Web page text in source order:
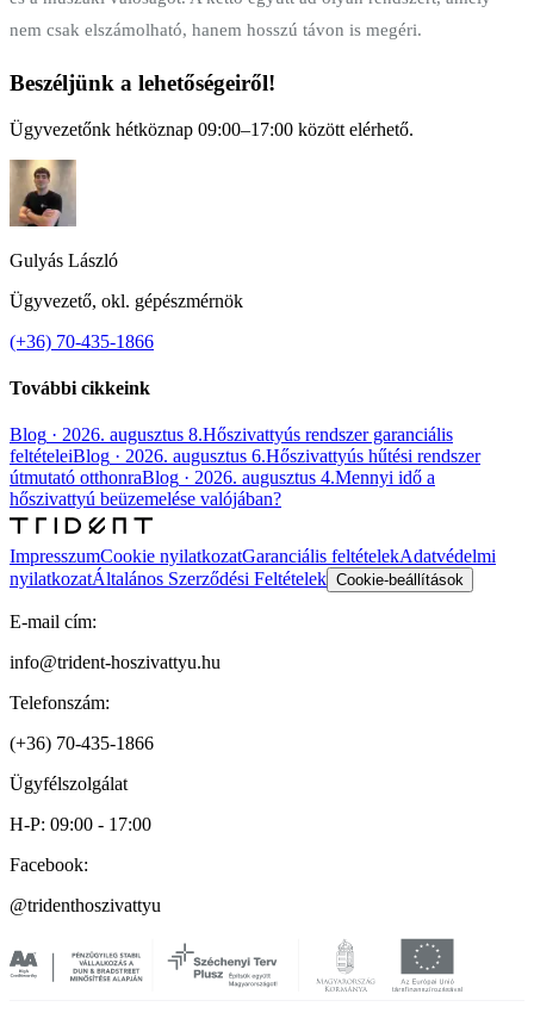
nem csak elszámolható, hanem hosszú távon is megéri.
Beszéljünk a lehetőségeiről!
Ügyvezetőnk hétköznap 09:00–17:00 között elérhető.
Gulyás László
Ügyvezető, okl. gépészmérnök
(+36) 70-435-1866
További cikkeink
Blog · 2026. augusztus 8.Hőszivattyús rendszer garanciális
feltételeiBlog · 2026. augusztus 6.Hőszivattyús hűtési rendszer
útmutató otthonraBlog · 2026. augusztus 4.Mennyi idő a
hőszivattyú beüzemelése valójában?
ImpresszumCookie nyilatkozatGaranciális feltételekAdatvédelmi
nyilatkozatÁltalános Szerződési Feltételek Cookie-beállítások
E-mail cím:
info@trident-hoszivattyu.hu
Telefonszám:
(+36) 70-435-1866
Ügyfélszolgálat
H-P: 09:00 - 17:00
Facebook:
@tridenthoszivattyu